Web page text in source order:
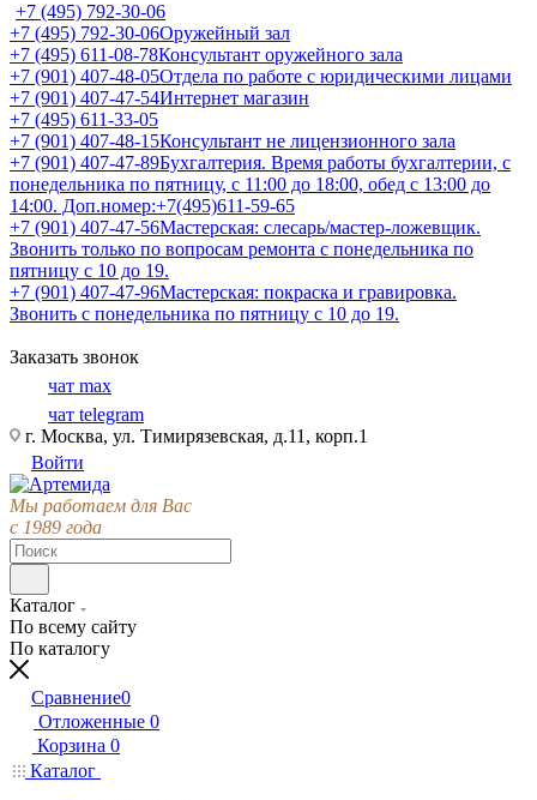
+7 (495) 792-30-06
+7 (495) 792-30-06Оружейный зал
+7 (495) 611-08-78Консультант оружейного зала
+7 (901) 407-48-05Отдела по работе с юридическими лицами
+7 (901) 407-47-54Интернет магазин
+7 (495) 611-33-05
+7 (901) 407-48-15Консультант не лицензионного зала
+7 (901) 407-47-89Бухгалтерия. Время работы бухгалтерии, с
понедельника по пятницу, с 11:00 до 18:00, обед с 13:00 до
14:00. Доп.номер:+7(495)611-59-65
+7 (901) 407-47-56Мастерская: слесарь/мастер-ложевщик.
Звонить только по вопросам ремонта с понедельника по
пятницу с 10 до 19.
+7 (901) 407-47-96Мастерская: покраска и гравировка.
Звонить с понедельника по пятницу с 10 до 19.
Заказать звонок
чат max
чат telegram
г. Москва, ул. Тимирязевская, д.11, корп.1
Войти
Мы работаем для Вас
с 1989 года
Каталог
По всему сайту
По каталогу
Сравнение0
Отложенные 0
Корзина 0
Каталог